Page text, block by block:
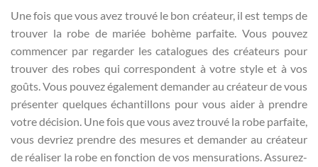
Une fois que vous avez trouvé le bon créateur, il est temps de
trouver la robe de mariée bohème parfaite. Vous pouvez
commencer par regarder les catalogues des créateurs pour
trouver des robes qui correspondent à votre style et à vos
goûts. Vous pouvez également demander au créateur de vous
présenter quelques échantillons pour vous aider à prendre
votre décision. Une fois que vous avez trouvé la robe parfaite,
vous devriez prendre des mesures et demander au créateur
de réaliser la robe en fonction de vos mensurations. Assurez-